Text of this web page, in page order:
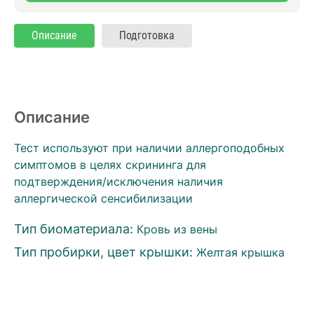
Описание Подготовка
Описание
Тест используют при наличии аллергоподобных
симптомов в целях скрининга для
подтверждения/исключения наличия
аллергической сенсибилизации
Тип биоматериала: Кровь из вены
Тип пробирки, цвет крышки: Желтая крышка